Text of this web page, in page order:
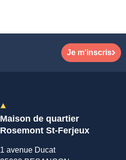
Je m'inscris
Maison de quartier
Rosemont St-Ferjeux
1 avenue Ducat